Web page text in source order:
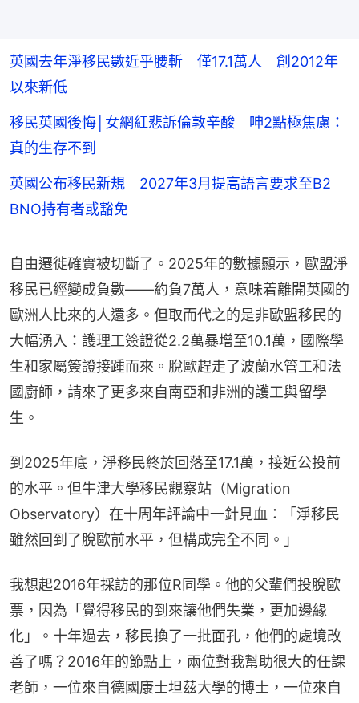
英國去年淨移民數近乎腰斬 僅17.1萬人 創2012年
以來新低
移民英國後悔│女網紅悲訴倫敦辛酸 呻2點極焦慮：
真的生存不到
英國公布移民新規 2027年3月提高語言要求至B2
BNO持有者或豁免
自由遷徙確實被切斷了。2025年的數據顯示，歐盟淨
移民已經變成負數——約負7萬人，意味着離開英國的
歐洲人比來的人還多。但取而代之的是非歐盟移民的
大幅湧入：護理工簽證從2.2萬暴增至10.1萬，國際學
生和家屬簽證接踵而來。脫歐趕走了波蘭水管工和法
國廚師，請來了更多來自南亞和非洲的護工與留學
生。
到2025年底，淨移民終於回落至17.1萬，接近公投前
的水平。但牛津大學移民觀察站（Migration
Observatory）在十周年評論中一針見血：「淨移民
雖然回到了脫歐前水平，但構成完全不同。」
我想起2016年採訪的那位R同學。他的父輩們投脫歐
票，因為「覺得移民的到來讓他們失業，更加邊緣
化」。十年過去，移民換了一批面孔，他們的處境改
善了嗎？2016年的節點上，兩位對我幫助很大的任課
老師，一位來自德國康士坦茲大學的博士，一位來自